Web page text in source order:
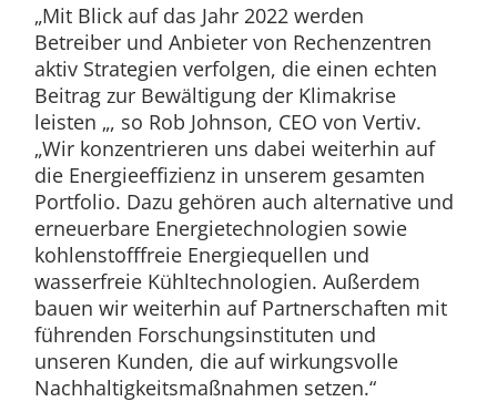
„Mit Blick auf das Jahr 2022 werden
Betreiber und Anbieter von Rechenzentren
aktiv Strategien verfolgen, die einen echten
Beitrag zur Bewältigung der Klimakrise
leisten „, so Rob Johnson, CEO von Vertiv.
„Wir konzentrieren uns dabei weiterhin auf
die Energieeffizienz in unserem gesamten
Portfolio. Dazu gehören auch alternative und
erneuerbare Energietechnologien sowie
kohlenstofffreie Energiequellen und
wasserfreie Kühltechnologien. Außerdem
bauen wir weiterhin auf Partnerschaften mit
führenden Forschungsinstituten und
unseren Kunden, die auf wirkungsvolle
Nachhaltigkeitsmaßnahmen setzen.“